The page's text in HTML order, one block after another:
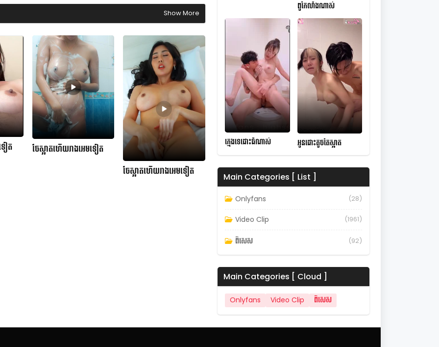
Show More
ៀត
ចែស្អាតហើយរាងអេមទៀត
ចែស្អាតហើយរាងអេមទៀត
ពូកែលាំងណាស់
ក្មេងទេដោះធំណាស់ អូនដោះតូចតែស្អាត
Main Categories [ List ]
Onlyfans (28)
Video Clip (1961)
ពិសេស (92)
Main Categories [ Cloud ]
Onlyfans Video Clip ពិសេស